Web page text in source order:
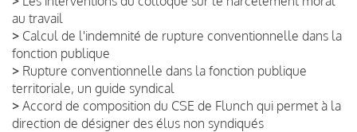
au travail
> Calcul de l'indemnité de rupture conventionnelle dans la
fonction publique
> Rupture conventionnelle dans la fonction publique
territoriale, un guide syndical
> Accord de composition du CSE de Flunch qui permet à la
direction de désigner des élus non syndiqués